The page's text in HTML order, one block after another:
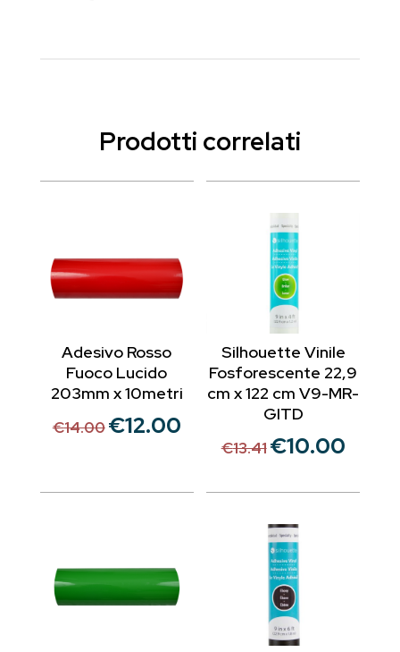
Prodotti correlati
Adesivo Rosso
Fuoco Lucido
203mm x 10metri
€14.00 Il
era:
€12.00Il
prezzo
è:
Silhouette Vinile
Fosforescente 22,9
cm x 122 cm V9-MR-
GITD
€13.41 Il
originale
€13.41.
€10.00Il
attuale